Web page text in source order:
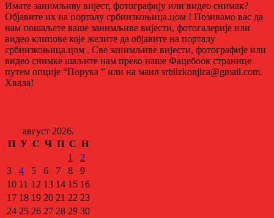
Имате занимљиву вијест, фотографију или видео снимак?
Објавите их на порталу србиизкоњица.цом ! Позивамо вас да
нам пошаљете ваше занимљиве вијести, фотогалерије или
видео клипове које желите да објавите на порталу
србиизкоњица.цом . Све занимљиве вијести, фотографије или
видео снимке шаљите нам преко наше Фацебоок странице
путем опције “Порука ” или на маил srbiizkonjica@gmail.com.
Хвала!
август 2026.
П У С Ч П С Н
1
2
3
4 5 6 7 8
9
10 11 12 13 14 15 16
17 18 19 20 21 22 23
24 25 26 27 28 29 30